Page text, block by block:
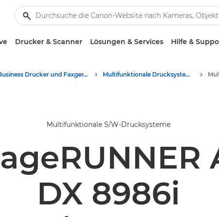
Drucker & Scanner Lösungen & Services Hilfe &
Business Drucker und Faxgeräte Multifunktionale Drucksysteme
Multifunktionale S/W-Drucksysteme
DX 8986i